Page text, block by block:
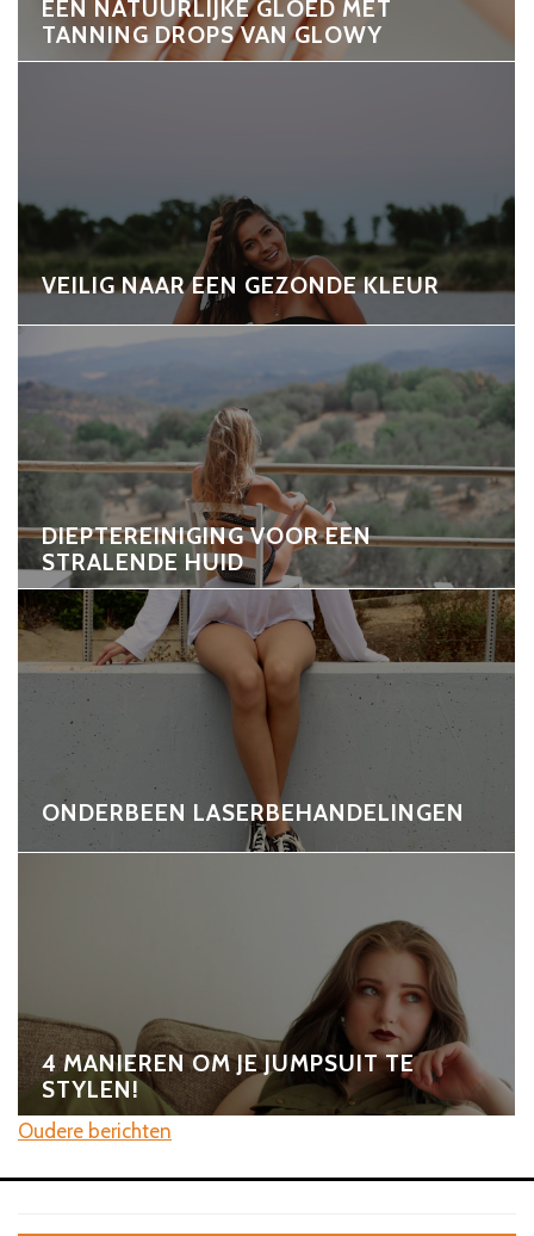
EEN NATUURLIJKE GLOED MET
TANNING DROPS VAN GLOWY
VEILIG NAAR EEN GEZONDE KLEUR
DIEPTEREINIGING VOOR EEN
STRALENDE HUID
ONDERBEEN LASERBEHANDELINGEN
4 MANIEREN OM JE JUMPSUIT TE
STYLEN!
Oudere berichten